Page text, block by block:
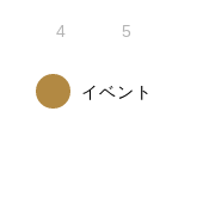
4 5
イベント